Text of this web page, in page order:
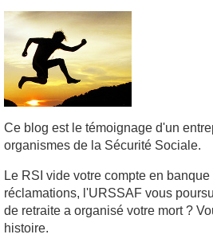
Ce blog est le témoignage d'un
organismes de la Sécurité Sociale.
Le RSI vide votre compte en
réclamations, l'URSSAF vous
de retraite a organisé votre mort ?
histoire.